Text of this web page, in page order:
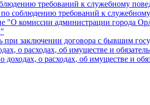
требований к служебному
соблюдению требований к
"О комиссии администрации города
при заключении договора с бывшим
о расходах, об имуществе и
доходах, о расходах, об имуществе и